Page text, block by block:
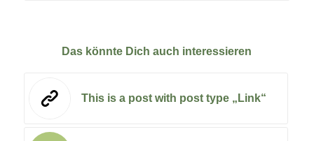
Das könnte Dich auch interessieren
This is a post with post type „Link“